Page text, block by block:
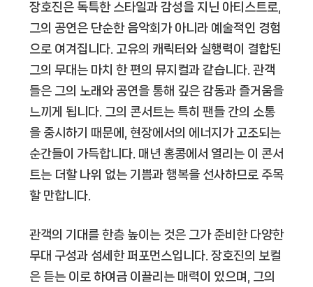
장호진은 독특한 스타일과 감성을 지닌 아티스트로,
그의 공연은 단순한 음악회가 아니라 예술적인 경험
으로 여겨집니다. 고유의 캐릭터와 실행력이 결합된
그의 무대는 마치 한 편의 뮤지컬과 같습니다. 관객
들은 그의 노래와 공연을 통해 깊은 감동과 즐거움을
느끼게 됩니다. 그의 콘서트는 특히 팬들 간의 소통
을 중시하기 때문에, 현장에서의 에너지가 고조되는
순간들이 가득합니다. 매년 홍콩에서 열리는 이 콘서
트는 더할 나위 없는 기쁨과 행복을 선사하므로 주목
할 만합니다.
관객의 기대를 한층 높이는 것은 그가 준비한 다양한
무대 구성과 섬세한 퍼포먼스입니다. 장호진의 보컬
은 듣는 이로 하여금 이끌리는 매력이 있으며, 그의